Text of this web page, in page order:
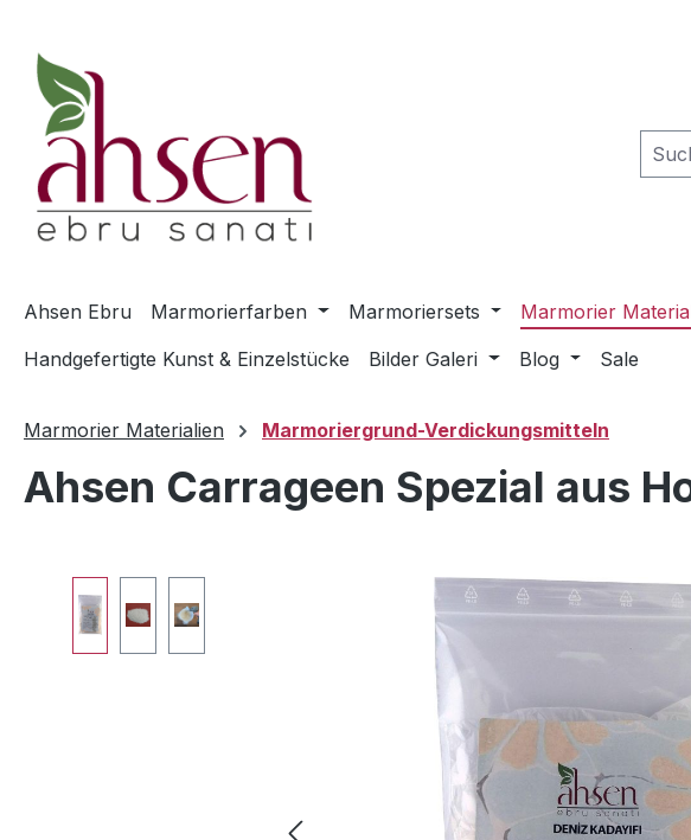
Ahsen Ebru Marmorierfarben Marmoriersets Marmorier
Handgefertigte Kunst & Einzelstücke
Bilder Galeri Blog Sale
Marmorier Materialien Marmoriergrund-Verdickungsmitteln
Ahsen Carrageen Spezial aus
Bildergalerie überspringen